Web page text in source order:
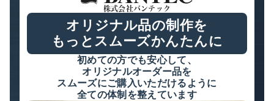
株式会社バンテック
オリジナル品の制作を
もっとスムーズかんたんに
初めての方でも安心して、
オリジナルオーダー品を
スムーズにご購入いただけるように
全ての体制を整えています